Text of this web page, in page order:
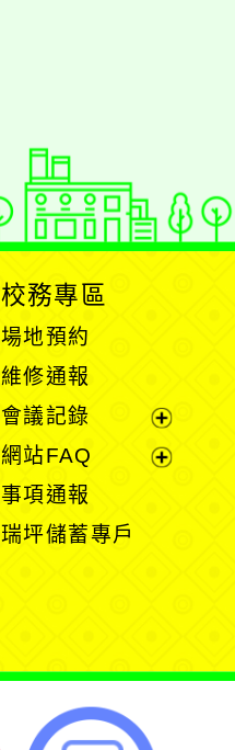
校務專區
場地預約
維修通報
會議記錄
展
開
網站FAQ
事項通報
瑞坪儲蓄專戶